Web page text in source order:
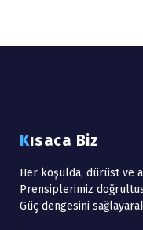
Kısaca Biz
Her koşulda, dürüst ve
Prensiplerimiz
Güç dengesini